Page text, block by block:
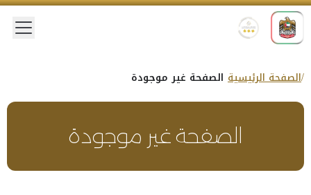
الصفحة الرئيسية الصفحة غير موجودة
الصفحة غير موجودة